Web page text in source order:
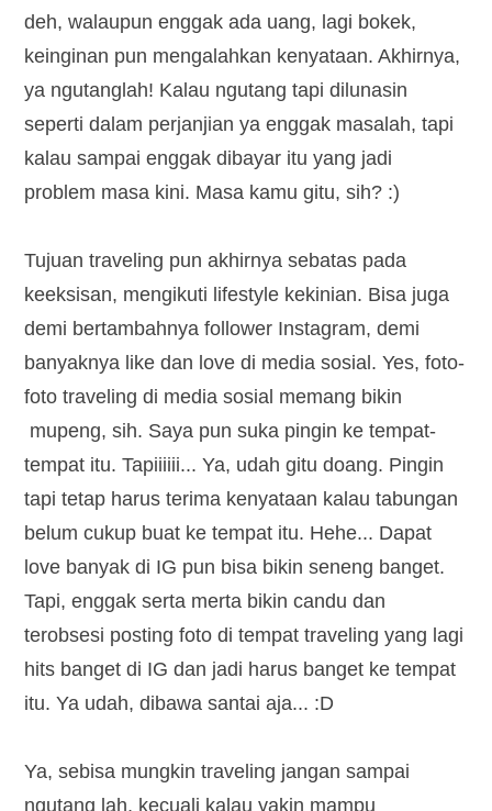
deh, walaupun enggak ada uang, lagi bokek,
keinginan pun mengalahkan kenyataan. Akhirnya,
ya ngutanglah! Kalau ngutang tapi dilunasin
seperti dalam perjanjian ya enggak masalah, tapi
kalau sampai enggak dibayar itu yang jadi
problem masa kini. Masa kamu gitu, sih? :)
Tujuan traveling pun akhirnya sebatas pada
keeksisan, mengikuti lifestyle kekinian. Bisa juga
demi bertambahnya follower Instagram, demi
banyaknya like dan love di media sosial. Yes, foto-
foto traveling di media sosial memang bikin
mupeng, sih. Saya pun suka pingin ke tempat-
tempat itu. Tapiiiiii... Ya, udah gitu doang. Pingin
tapi tetap harus terima kenyataan kalau tabungan
belum cukup buat ke tempat itu. Hehe... Dapat
love banyak di IG pun bisa bikin seneng banget.
Tapi, enggak serta merta bikin candu dan
terobsesi posting foto di tempat traveling yang lagi
hits banget di IG dan jadi harus banget ke tempat
itu. Ya udah, dibawa santai aja... :D
Ya, sebisa mungkin traveling jangan sampai
ngutang lah, kecuali kalau yakin mampu